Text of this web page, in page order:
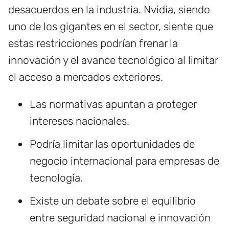
desacuerdos en la industria. Nvidia, siendo
uno de los gigantes en el sector, siente que
estas restricciones podrían frenar la
innovación y el avance tecnológico al limitar
el acceso a mercados exteriores.
Las normativas apuntan a proteger
intereses nacionales.
Podría limitar las oportunidades de
negocio internacional para empresas de
tecnología.
Existe un debate sobre el equilibrio
entre seguridad nacional e innovación